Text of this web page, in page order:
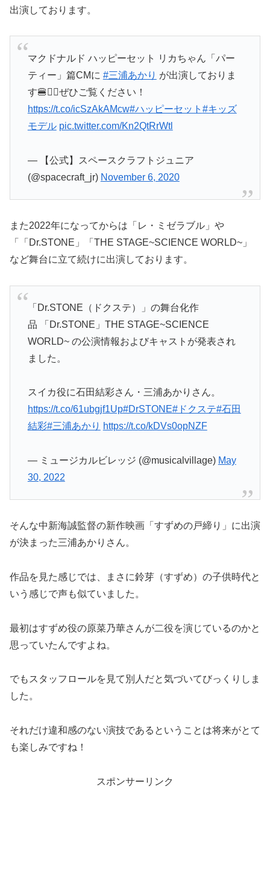
出演しております。
マクドナルド ハッピーセット リカちゃん「パー
ティー」篇CMに #三浦あかり が出演しておりま
す🍔👱‍♀️ぜひご覧ください！
https://t.co/icSzAkAMcw#ハッピーセット #キッズ
モデル pic.twitter.com/Kn2QtRrWtl
— 【公式】スペースクラフトジュニア
(@spacecraft_jr) November 6, 2020
また2022年になってからは「レ・ミゼラブル」や
「「Dr.STONE」「THE STAGE~SCIENCE WORLD~」
など舞台に立て続けに出演しております。
「Dr.STONE（ドクステ）」の舞台化作
品 「Dr.STONE」THE STAGE~SCIENCE
WORLD~ の公演情報およびキャストが発表され
ました。
スイカ役に石田結彩さん・三浦あかりさん。
https://t.co/61ubgjf1Up#DrSTONE#ドクステ#石田
結彩#三浦あかり https://t.co/kDVs0opNZF
— ミュージカルビレッジ (@musicalvillage) May
30, 2022
そんな中新海誠監督の新作映画「すずめの戸締り」に出演
が決まった三浦あかりさん。
作品を見た感じでは、まさに鈴芽（すずめ）の子供時代と
いう感じで声も似ていました。
最初はすずめ役の原菜乃華さんが二役を演じているのかと
思っていたんですよね。
でもスタッフロールを見て別人だと気づいてびっくりしま
した。
それだけ違和感のない演技であるということは将来がとて
も楽しみですね！
スポンサーリンク